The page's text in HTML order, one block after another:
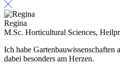
Regina
M.Sc. Horticultural Sciences,
Ich habe
dabei besonders am Herzen.